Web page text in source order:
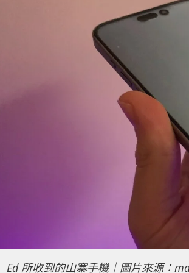
Ed 所收到的山寨手機｜圖片來源：